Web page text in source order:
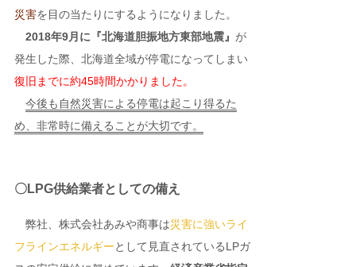
災害を目の当たりにするようになりました。
2018年9月に『北海道胆振地方東部地震』 が
発生した際、北海道全域が停電になってしまい
復旧までに約45時間かかりました。
今後も自然災害による停電は起こり得るた
め、非常時に備えることが大切です。
〇LPG供給業者としての備え
弊社、株式会社あみや商事は災害に強いライ
フラインエネルギーとして見直されているLPガ